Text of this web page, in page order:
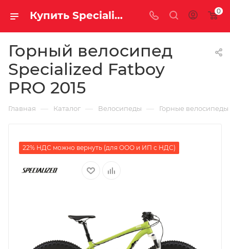
Купить Specialized Fatboy PRO 2015 за рублей, а со скидкой 0
Горный велосипед
Specialized Fatboy
PRO 2015
Главная — Каталог — Велосипеды — Горные велосипеды
22% НДС можно вернуть (для ООО и ИП с НДС)